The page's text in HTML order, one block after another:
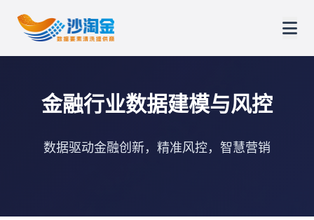
金融行业数据建模与风控
数据驱动金融创新，精准风控，智慧营销